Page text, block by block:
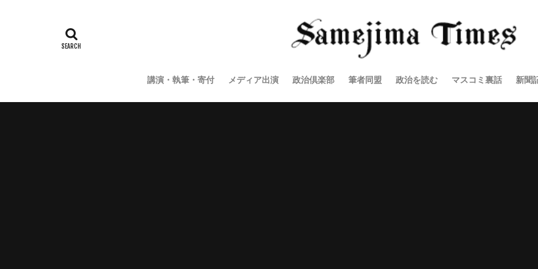
講演・執筆・寄付 メディア出演 政治倶楽部 筆者同盟 政治を読む マスコミ裏話 新聞